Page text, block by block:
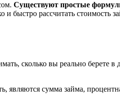
Существуют простые
и быстро рассчитать
сколько вы реально берете
являются сумма займа,